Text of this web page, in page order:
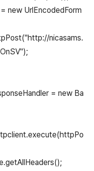
UrlEncodedForm
nicasams.
= new Ba